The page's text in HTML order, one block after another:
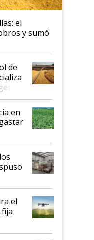
el
y sumó
de
la
en
e
el